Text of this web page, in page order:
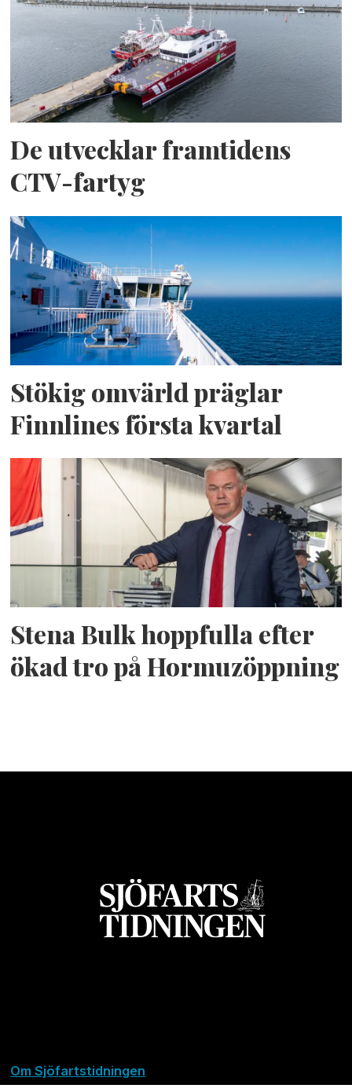
De utvecklar framtidens
CTV-fartyg
Stökig omvärld präglar
Finnlines första kvartal
Stena Bulk hoppfulla efter
ökad tro på Hormuzöppning
Om Sjöfartstidningen